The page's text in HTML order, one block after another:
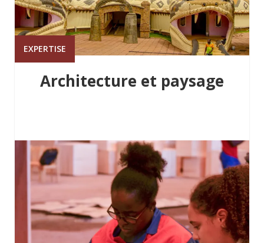
EXPERTISE
Architecture et paysage